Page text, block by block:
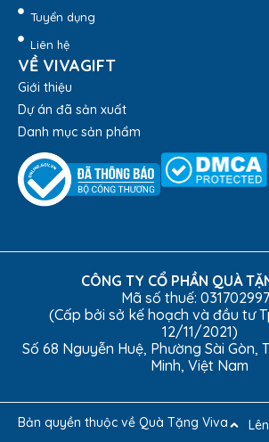
Đáy túi được may chặt, giúp túi
sử dụng.
Quai túi chắc chắn, độ dài vừa
hoặc xách tay.
In logo SMBC sắc nét, bền màu và
xanh tươi tạo điểm nhấn bắt mắt.
Lót trong bằng vải mềm, giúp bảo
hơn.
Đường may gọn gàng, chắc chắn,
túi.
Ứng dụng đa năng nên thích hợp
làm, đi học, đi chơi và phù hợp
Tuyển dụng
Liên hệ
VỀ VIVAGIFT
Giới thiệu
Dự án đã sản xuất
Danh mục sản phẩm
CÔNG TY CỔ PHẦN QUÀ
Mã số thuế:
(Cấp bởi sở kế hoạch và đầu tư
12/11/2021)
Số 68 Nguyễn Huệ, Phường Sài Gòn,
Minh, Việt Nam
Bản quyền thuộc về Quà Tặng Viva